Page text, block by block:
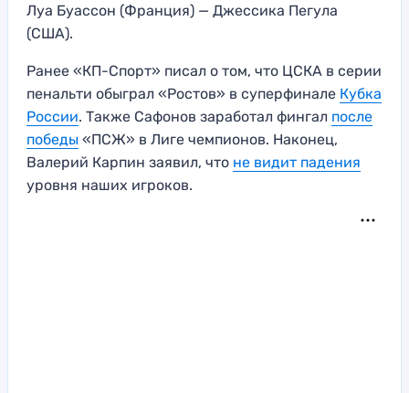
Луа Буассон (Франция) — Джессика Пегула
(США).
Ранее «КП-Спорт» писал о том, что ЦСКА в серии
пенальти обыграл «Ростов» в суперфинале Кубка
России. Также Сафонов заработал фингал после
победы «ПСЖ» в Лиге чемпионов. Наконец,
Валерий Карпин заявил, что не видит падения
уровня наших игроков.